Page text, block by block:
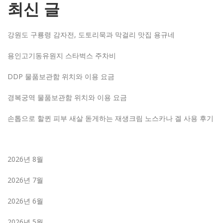
최신 글
강원도 구룡령 감자전, 도토리묵과 막걸리 맛집 용규네
용인고기동유원지 스타벅스 주차비
DDP 물품보관함 위치와 이용 요금
경복궁역 물품보관함 위치와 이용 요금
손톱으로 할퀸 피부 새살 돋게하는 재생크림 노스카나 겔 사용 후기
2026년 8월
2026년 7월
2026년 6월